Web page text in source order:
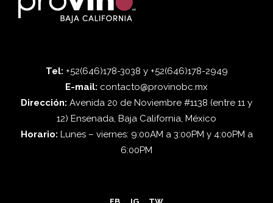
Tel: +52(646)178-3038 y +52(646)178-2949
E-mail: contacto@provinobc.mx
Dirección: Avenida 20 de Noviembre #1138 (entre 11 y
12) Ensenada, Baja California, México
Horario: Lunes – viernes: 9:00AM a 3:00PM y 4:00PM a
6:00PM
FB IG TW